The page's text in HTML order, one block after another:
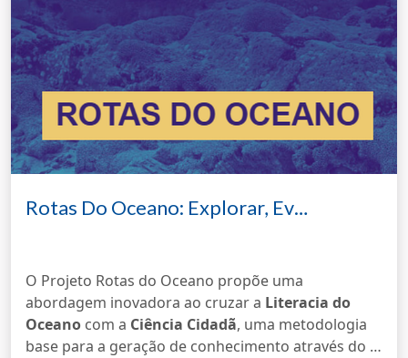
Rotas Do Oceano: Explorar, Ev…
O Projeto Rotas do Oceano propõe uma
abordagem inovadora ao cruzar a Literacia do
Oceano com a Ciência Cidadã, uma metodologia
base para a geração de conhecimento através do …